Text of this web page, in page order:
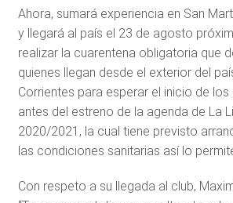
Ahora, sumará experiencia en San
y llegará al país el 23 de agosto
realizar la cuarentena obligatoria que
quienes llegan desde el exterior del
Corrientes para esperar el inicio de
antes del estreno de la agenda de La
2020/2021, la cual tiene previsto
las condiciones sanitarias así lo
Con respeto a su llegada al club,